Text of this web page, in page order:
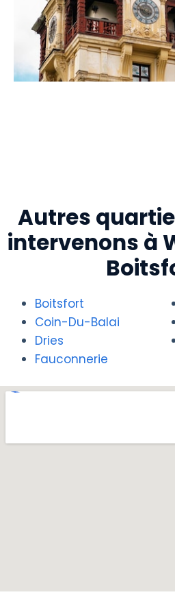
Autres
intervenons à
Boitsfort
Coin-Du-Balai
Dries
Fauconnerie